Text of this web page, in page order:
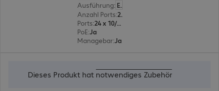
Ausführung:
Europäisch
Anzahl Ports: 24
Ports:
24 x 10/100/1000 RJ45
PoE:Ja
Managebar:Ja
Dieses Produkt hat notwendiges Zubehör